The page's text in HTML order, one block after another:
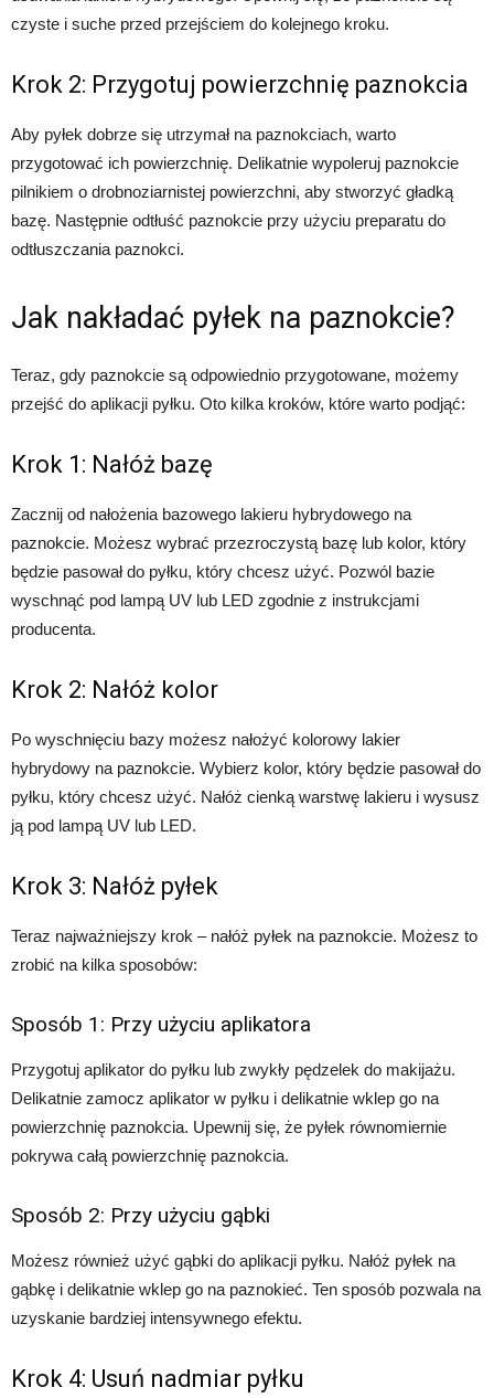
czyste i suche przed przejściem do kolejnego kroku.
Krok 2: Przygotuj powierzchnię paznokcia
Aby pyłek dobrze się utrzymał na paznokciach, warto
przygotować ich powierzchnię. Delikatnie wypoleruj paznokcie
pilnikiem o drobnoziarnistej powierzchni, aby stworzyć gładką
bazę. Następnie odtłuść paznokcie przy użyciu preparatu do
odtłuszczania paznokci.
Jak nakładać pyłek na paznokcie?
Teraz, gdy paznokcie są odpowiednio przygotowane, możemy
przejść do aplikacji pyłku. Oto kilka kroków, które warto podjąć:
Krok 1: Nałóż bazę
Zacznij od nałożenia bazowego lakieru hybrydowego na
paznokcie. Możesz wybrać przezroczystą bazę lub kolor, który
będzie pasował do pyłku, który chcesz użyć. Pozwól bazie
wyschnąć pod lampą UV lub LED zgodnie z instrukcjami
producenta.
Krok 2: Nałóż kolor
Po wyschnięciu bazy możesz nałożyć kolorowy lakier
hybrydowy na paznokcie. Wybierz kolor, który będzie pasował do
pyłku, który chcesz użyć. Nałóż cienką warstwę lakieru i wysusz
ją pod lampą UV lub LED.
Krok 3: Nałóż pyłek
Teraz najważniejszy krok – nałóż pyłek na paznokcie. Możesz to
zrobić na kilka sposobów:
Sposób 1: Przy użyciu aplikatora
Przygotuj aplikator do pyłku lub zwykły pędzelek do makijażu.
Delikatnie zamocz aplikator w pyłku i delikatnie wklep go na
powierzchnię paznokcia. Upewnij się, że pyłek równomiernie
pokrywa całą powierzchnię paznokcia.
Sposób 2: Przy użyciu gąbki
Możesz również użyć gąbki do aplikacji pyłku. Nałóż pyłek na
gąbkę i delikatnie wklep go na paznokieć. Ten sposób pozwala na
uzyskanie bardziej intensywnego efektu.
Krok 4: Usuń nadmiar pyłku